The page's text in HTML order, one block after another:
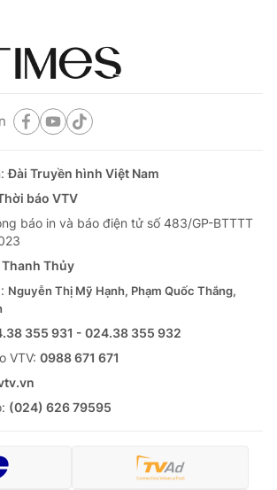
Đài Truyền hình Việt Nam
báo VTV
báo in và báo điện tử số 483/GP-BTTTT
Thủy
Nguyễn Thị Mỹ Hạnh, Phạm Quốc Thắng,
355 931 - 024.38 355 932
VTV: 0988 671 671
(024) 626 79595